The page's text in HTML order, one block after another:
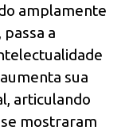
amplamente
a
sua
articulando
mostraram